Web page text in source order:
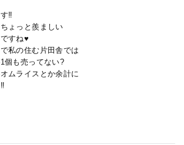
‼️
ょっと羨ましい
すね♥️
私の住む片田舎では
個も売ってない?
ムライスとか余計に